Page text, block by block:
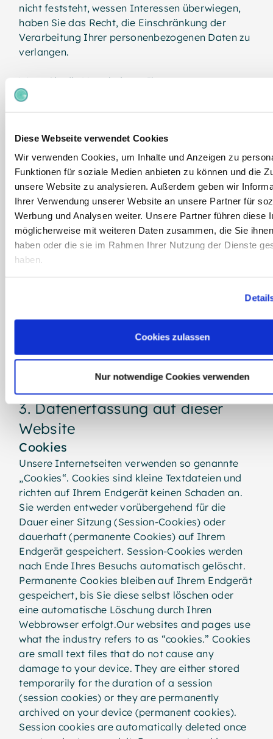
Diese Webseite verwendet Cookies
Wir verwenden Cookies, um Inhalte und Anzeigen zu
Funktionen für soziale Medien anbieten zu können und die
unsere Website zu analysieren. Außerdem geben wir
Ihrer Verwendung unserer Website an unsere Partner für
Werbung und Analysen weiter. Unsere Partner führen diese
möglicherweise mit weiteren Daten zusammen, die Sie
haben oder die sie im Rahmen Ihrer Nutzung der Dienste
haben.
Cookies zulassen
Nur notwendige Cookies verwenden
nicht feststeht, wessen Interessen überwiegen,
haben Sie das Recht, die Einschränkung der
Verarbeitung Ihrer personenbezogenen Daten zu
verlangen.
Wenn Sie die Verarbeitung Ihrer
personenbezogenen Daten eingeschränkt haben,
Geltendmachung, Ausübung oder Verteidigung
von Rechtsansprüchen oder zum Schutz der
Rechte einer anderen natürlichen oder
juristischen Person oder aus Gründen eines
wichtigen öffentlichen Interesses der
Europäischen Union oder eines Mitgliedstaats
verarbeitet werden.
Widerspruch gegen Werbe-E-Mails
Der Nutzung von im Rahmen der
Informationsmaterialien wird hiermit
widersprochen. Die Betreiber der Seiten behalten
unverlangten Zusendung von
Werbeinformationen, etwa durch Spam-E-Mails,
vor.
3. Datenerfassung auf dieser
Website
Cookies
Unsere Internetseiten verwenden so genannte
„Cookies“. Cookies sind kleine Textdateien und
richten auf Ihrem Endgerät keinen Schaden an.
Sie werden entweder vorübergehend für die
Dauer einer Sitzung (Session-Cookies) oder
dauerhaft (permanente Cookies) auf Ihrem
Endgerät gespeichert. Session-Cookies werden
nach Ende Ihres Besuchs automatisch gelöscht.
Permanente Cookies bleiben auf Ihrem Endgerät
gespeichert, bis Sie diese selbst löschen oder
eine automatische Löschung durch Ihren
Webbrowser erfolgt.Our websites and pages use
what the industry refers to as “cookies.” Cookies
are small text files that do not cause any
damage to your device. They are either stored
temporarily for the duration of a session
(session cookies) or they are permanently
archived on your device (permanent cookies).
Session cookies are automatically deleted once